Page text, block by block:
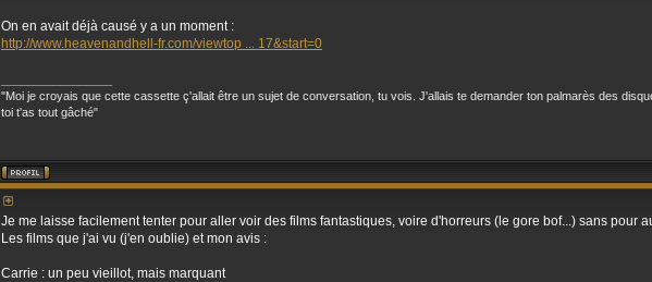
On en avait déjà causé y a un moment :
http://www.heavenandhell-fr.com/viewtop ... 17&start=0
"Moi je croyais que cette cassette ç'allait être un sujet de conversation, tu vois. J'allais te demander ton palmarès des
toi t'as tout gâché"
Je me laisse facilement tenter pour aller voir des films fantastiques, voire d'horreurs (le gore bof...) sans pour
Les films que j'ai vu (j'en oublie) et mon avis :
Carrie : un peu vieillot, mais marquant